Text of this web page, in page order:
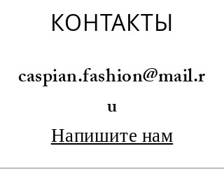
Власкина
КОНТАКТЫ
caspian.fashion@mail.r
u
Напишите нам